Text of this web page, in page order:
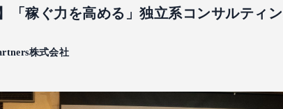
「稼ぐ力を高める」独立系コンサルティ
株式会社